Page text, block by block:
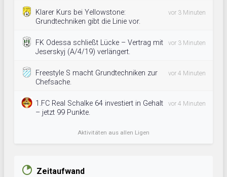
Klarer Kurs bei Yellowstone:
Grundtechniken gibt die Linie vor.
vor 3 Minuten
FK Odessa schließt Lücke – Vertrag mit
Jeserskyj (A/4/19) verlängert.
vor 3 Minuten
Freestyle S macht Grundtechniken zur
Chefsache.
vor 4 Minuten
1.FC Real Schalke 64 investiert in Gehalt
– jetzt 99 Punkte.
vor 4 Minuten
Aktivitäten aus allen Ligen
Zeitaufwand